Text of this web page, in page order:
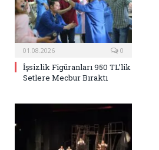
01.08.2026 0
İşsizlik Figüranları 950 TL’lik
Setlere Mecbur Bıraktı